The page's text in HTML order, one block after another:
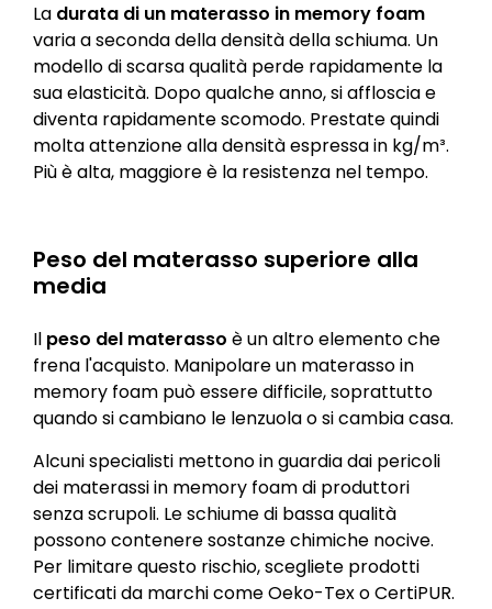
La durata di un materasso in memory foam
varia a seconda della densità della schiuma. Un
modello di scarsa qualità perde rapidamente la
sua elasticità. Dopo qualche anno, si affloscia e
diventa rapidamente scomodo. Prestate quindi
molta attenzione alla densità espressa in kg/m³.
Più è alta, maggiore è la resistenza nel tempo.
Peso del materasso superiore alla
media
Il peso del materasso è un altro elemento che
frena l'acquisto. Manipolare un materasso in
memory foam può essere difficile, soprattutto
quando si cambiano le lenzuola o si cambia casa.
Alcuni specialisti mettono in guardia dai pericoli
dei materassi in memory foam di produttori
senza scrupoli. Le schiume di bassa qualità
possono contenere sostanze chimiche nocive.
Per limitare questo rischio, scegliete prodotti
certificati da marchi come Oeko-Tex o CertiPUR.